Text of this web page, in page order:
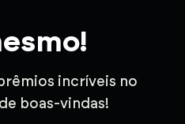
incríveis no
boas-vindas!